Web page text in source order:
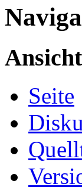
Seite